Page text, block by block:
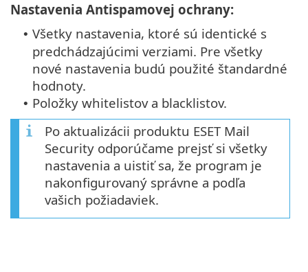
Nastavenia Antispamovej ochrany:
• Všetky nastavenia, ktoré sú identické s
predchádzajúcimi verziami. Pre všetky
nové nastavenia budú použité štandardné
hodnoty.
• Položky whitelistov a blacklistov.
Po aktualizácii produktu ESET Mail
Security odporúčame prejsť si všetky
nastavenia a uistiť sa, že program je
nakonfigurovaný správne a podľa
vašich požiadaviek.